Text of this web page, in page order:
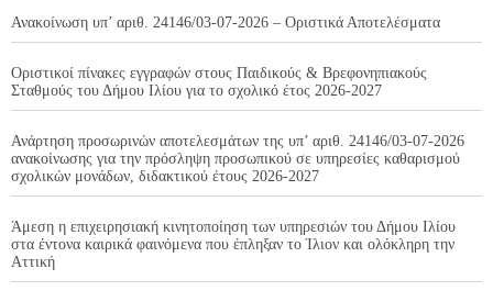
Ανακοίνωση υπ’ αριθ. 24146/03-07-2026 – Οριστικά Αποτελέσματα
Οριστικοί πίνακες εγγραφών στους Παιδικούς & Βρεφονηπιακούς
Σταθμούς του Δήμου Ιλίου για το σχολικό έτος 2026-2027
Ανάρτηση προσωρινών αποτελεσμάτων της υπ’ αριθ. 24146/03-07-2026
ανακοίνωσης για την πρόσληψη προσωπικού σε υπηρεσίες καθαρισμού
σχολικών μονάδων, διδακτικού έτους 2026-2027
Άμεση η επιχειρησιακή κινητοποίηση των υπηρεσιών του Δήμου Ιλίου
στα έντονα καιρικά φαινόμενα που έπληξαν το Ίλιον και ολόκληρη την
Αττική